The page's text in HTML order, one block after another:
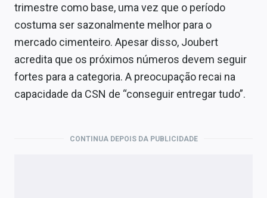
trimestre como base, uma vez que o período
costuma ser sazonalmente melhor para o
mercado cimenteiro. Apesar disso, Joubert
acredita que os próximos números devem seguir
fortes para a categoria. A preocupação recai na
capacidade da CSN de “conseguir entregar tudo”.
CONTINUA DEPOIS DA PUBLICIDADE